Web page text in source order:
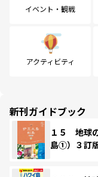
イベント・観戦
アクティビティ
新刊ガイドブック
１５ 地球
島①）３訂